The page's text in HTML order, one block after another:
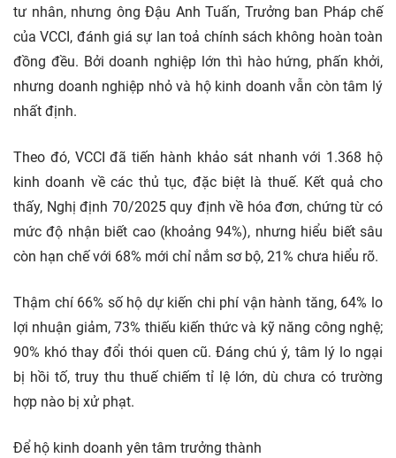
tư nhân, nhưng ông Đậu Anh Tuấn, Trưởng ban Pháp chế
của VCCI, đánh giá sự lan toả chính sách không hoàn toàn
đồng đều. Bởi doanh nghiệp lớn thì hào hứng, phấn khởi,
nhưng doanh nghiệp nhỏ và hộ kinh doanh vẫn còn tâm lý
nhất định.
Theo đó, VCCI đã tiến hành khảo sát nhanh với 1.368 hộ
kinh doanh về các thủ tục, đặc biệt là thuế. Kết quả cho
thấy, Nghị định 70/2025 quy định về hóa đơn, chứng từ có
mức độ nhận biết cao (khoảng 94%), nhưng hiểu biết sâu
còn hạn chế với 68% mới chỉ nắm sơ bộ, 21% chưa hiểu rõ.
Thậm chí 66% số hộ dự kiến chi phí vận hành tăng, 64% lo
lợi nhuận giảm, 73% thiếu kiến thức và kỹ năng công nghệ;
90% khó thay đổi thói quen cũ. Đáng chú ý, tâm lý lo ngại
bị hồi tố, truy thu thuế chiếm tỉ lệ lớn, dù chưa có trường
hợp nào bị xử phạt.
Để hộ kinh doanh yên tâm trưởng thành